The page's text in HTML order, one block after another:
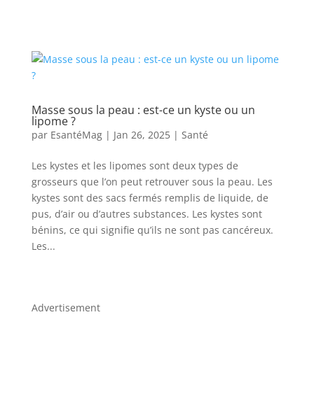
Masse sous la peau : est-ce un kyste ou un
lipome ?
par EsantéMag| Jan 26, 2025| Santé
Les kystes et les lipomes sont deux types de
grosseurs que l’on peut retrouver sous la peau. Les
kystes sont des sacs fermés remplis de liquide, de
pus, d’air ou d’autres substances. Les kystes sont
bénins, ce qui signifie qu’ils ne sont pas cancéreux.
Les...
Advertisement